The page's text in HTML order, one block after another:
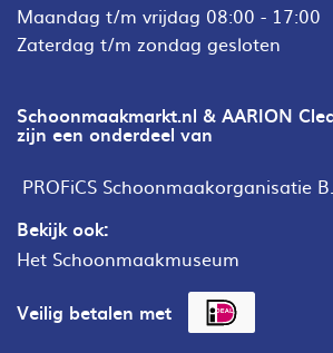
Maandag t/m vrijdag 08:00 - 17:00
Zaterdag t/m zondag gesloten
Schoonmaakmarkt.nl & AARION
zijn een onderdeel van
PROFiCS Schoonmaakorganisatie
Bekijk ook:
Het Schoonmaakmuseum
Veilig betalen met